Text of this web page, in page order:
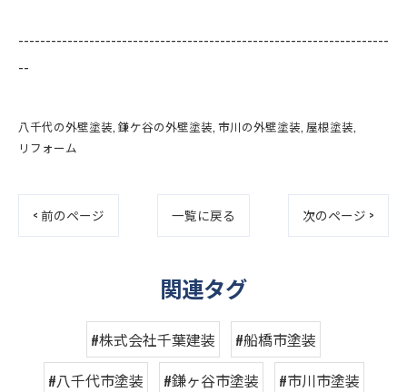
--------------------------------------------------------------------
--
八千代の外壁塗装 鎌ケ谷の外壁塗装 市川の外壁塗装 屋根塗装
リフォーム
< 前のページ 一覧に戻る 次のページ >
関連タグ
#株式会社千葉建装
#船橋市塗装
#八千代市塗装
#鎌ヶ谷市塗装
#市川市塗装